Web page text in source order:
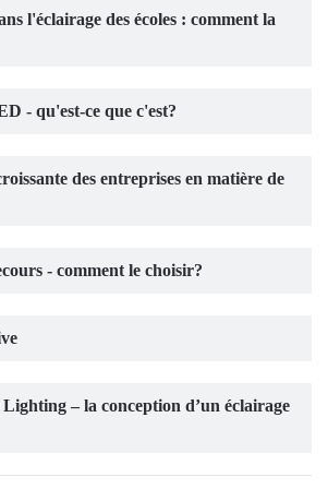
l'éclairage des écoles : comment la
- qu'est-ce que c'est?
des entreprises en matière de
- comment le choisir?
– la conception d’un éclairage